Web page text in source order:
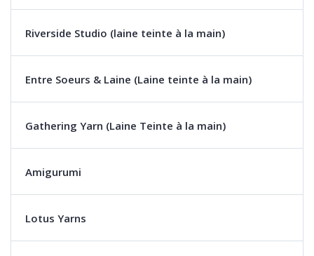
Riverside Studio (laine teinte à la main)
Entre Soeurs & Laine (Laine teinte à la main)
Gathering Yarn (Laine Teinte à la main)
Amigurumi
Lotus Yarns